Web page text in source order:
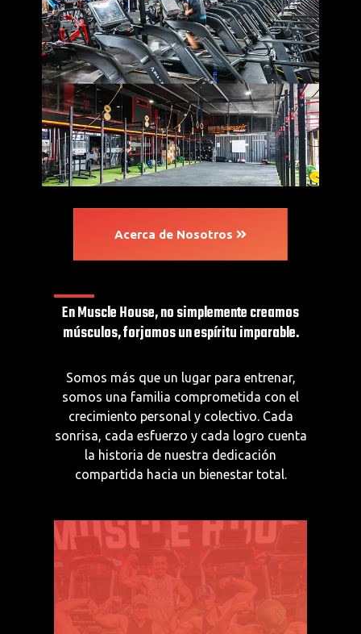
Acerca de Nosotros
En Muscle House, no simplemente creamos
músculos, forjamos un espíritu imparable.
Somos más que un lugar para entrenar,
somos una familia comprometida con el
crecimiento personal y colectivo. Cada
sonrisa, cada esfuerzo y cada logro cuenta
la historia de nuestra dedicación
compartida hacia un bienestar total.